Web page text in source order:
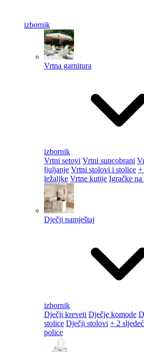
izbornik
Vrtna garnitura
izbornik
Vrtni setovi Vrtni suncobrani
ljuljanje Vrtni stolovi i stolice +
ležaljke Vrtne kutije Igračke na
Dječji namještaj
izbornik
Dječji kreveti Dječje komode
stolice Dječji stolovi + 2
police